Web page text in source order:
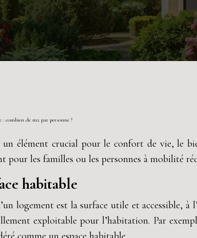
combien de m2 par personne ?
un élément crucial pour le confort de vie, le
pour les familles ou les personnes à mobilité
habitable
logement est la surface utile et accessible, à
exploitable pour l’habitation. Par